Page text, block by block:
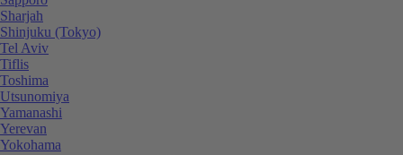
Sharjah
Shinjuku (Tokyo)
Tel Aviv
Tiflis
Toshima
Utsunomiya
Yamanashi
Yerevan
Yokohama